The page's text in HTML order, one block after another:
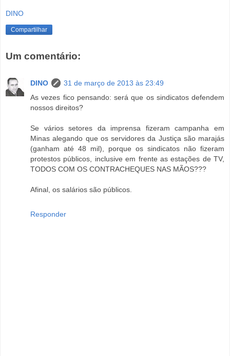
DINO
Compartilhar
Um comentário:
DINO
31 de março de 2013 às 23:49
As vezes fico pensando: será que os sindicatos defendem
nossos direitos?
Se vários setores da imprensa fizeram campanha em
Minas alegando que os servidores da Justiça são marajás
(ganham até 48 mil), porque os sindicatos não fizeram
protestos públicos, inclusive em frente as estações de TV,
TODOS COM OS CONTRACHEQUES NAS MÃOS???
Afinal, os salários são públicos.
Responder